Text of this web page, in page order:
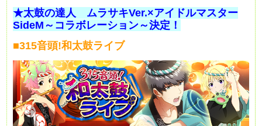
★太鼓の達人 ムラサキVer.×アイドルマスター
SideM～コラボレーション～決定！
■315音頭!和太鼓ライブ